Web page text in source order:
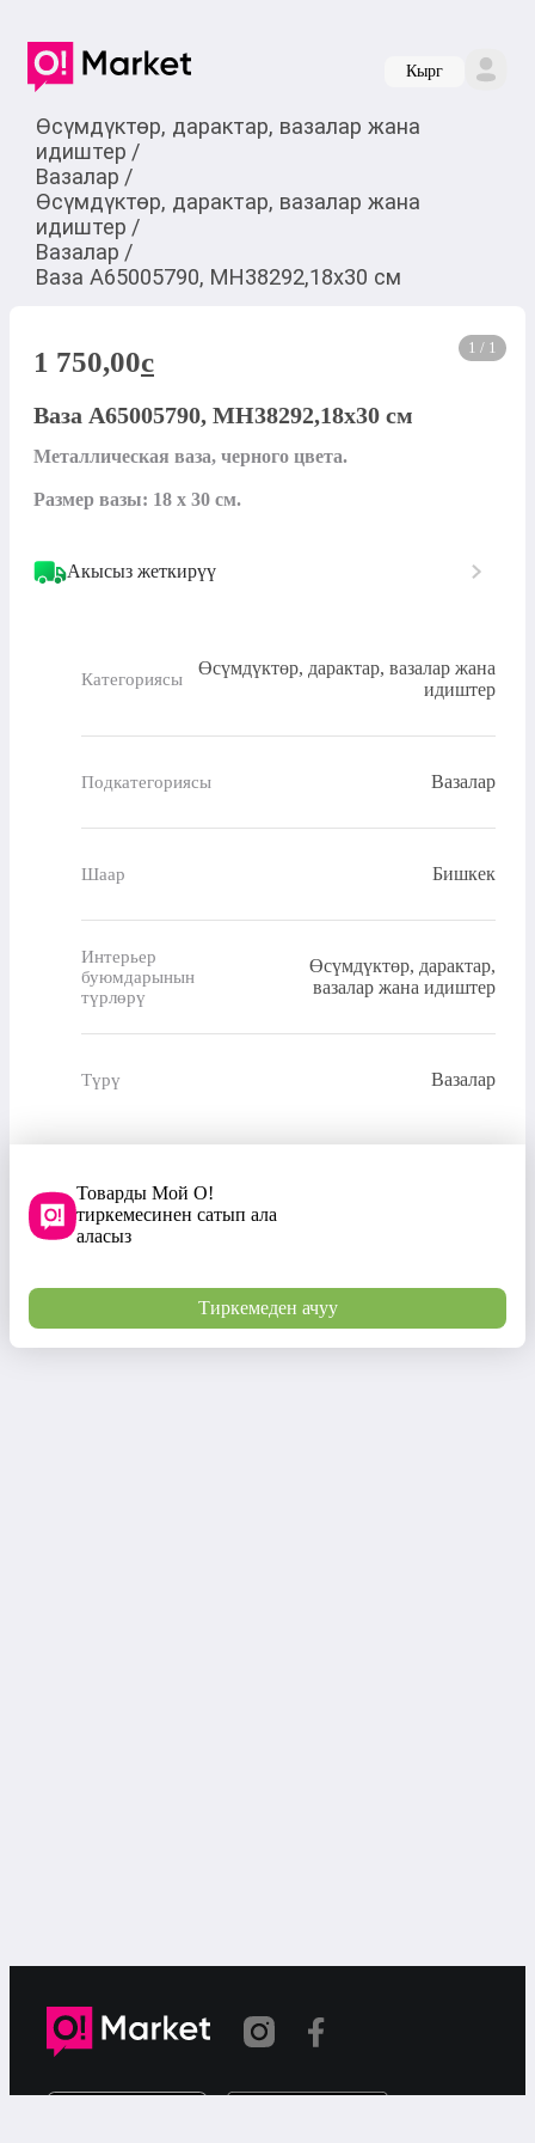
Кырг
Өсүмдүктөр, дарактар, вазалар жана
идиштер /
Вазалар /
Өсүмдүктөр, дарактар, вазалар жана
идиштер /
Вазалар /
Ваза A65005790, MH38292,18х30 см
1 / 1
1 750,00c
Ваза A65005790, MH38292,18х30 см
Металлическая ваза, черного цвета.
Размер вазы: 18 х 30 см.
Акысыз жеткирүү
Категориясы
Өсүмдүктөр, дарактар, вазалар жана
идиштер
Подкатегориясы Вазалар
Шаар Бишкек
Интерьер
буюмдарынын
түрлөрү
Өсүмдүктөр, дарактар,
вазалар жана идиштер
Түрү Вазалар
Товарды Мой О!
тиркемесинен сатып ала
аласыз
Тиркемеден ачуу